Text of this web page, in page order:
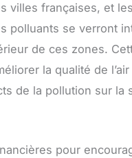
villes françaises, et les
polluants se verront
de ces zones.
la qualité de l’air
de la pollution sur la
pour